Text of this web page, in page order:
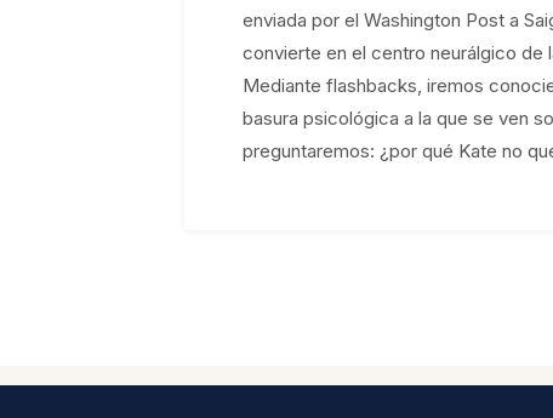
enviada por el Washington Post a
convierte en el centro neurálgico
Mediante flashbacks, iremos
basura psicológica a la que se ven
preguntaremos: ¿por qué Kate no